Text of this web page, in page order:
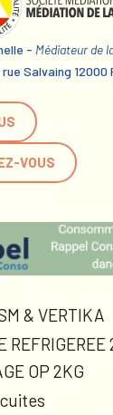
- Médiateur de
Salvaing 12000
VOUS
& VERTIKA
OP 2KG